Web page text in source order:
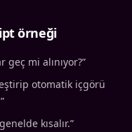
örneği
geç mi alınıyor?”
otomatik içgörü
kısalır.”